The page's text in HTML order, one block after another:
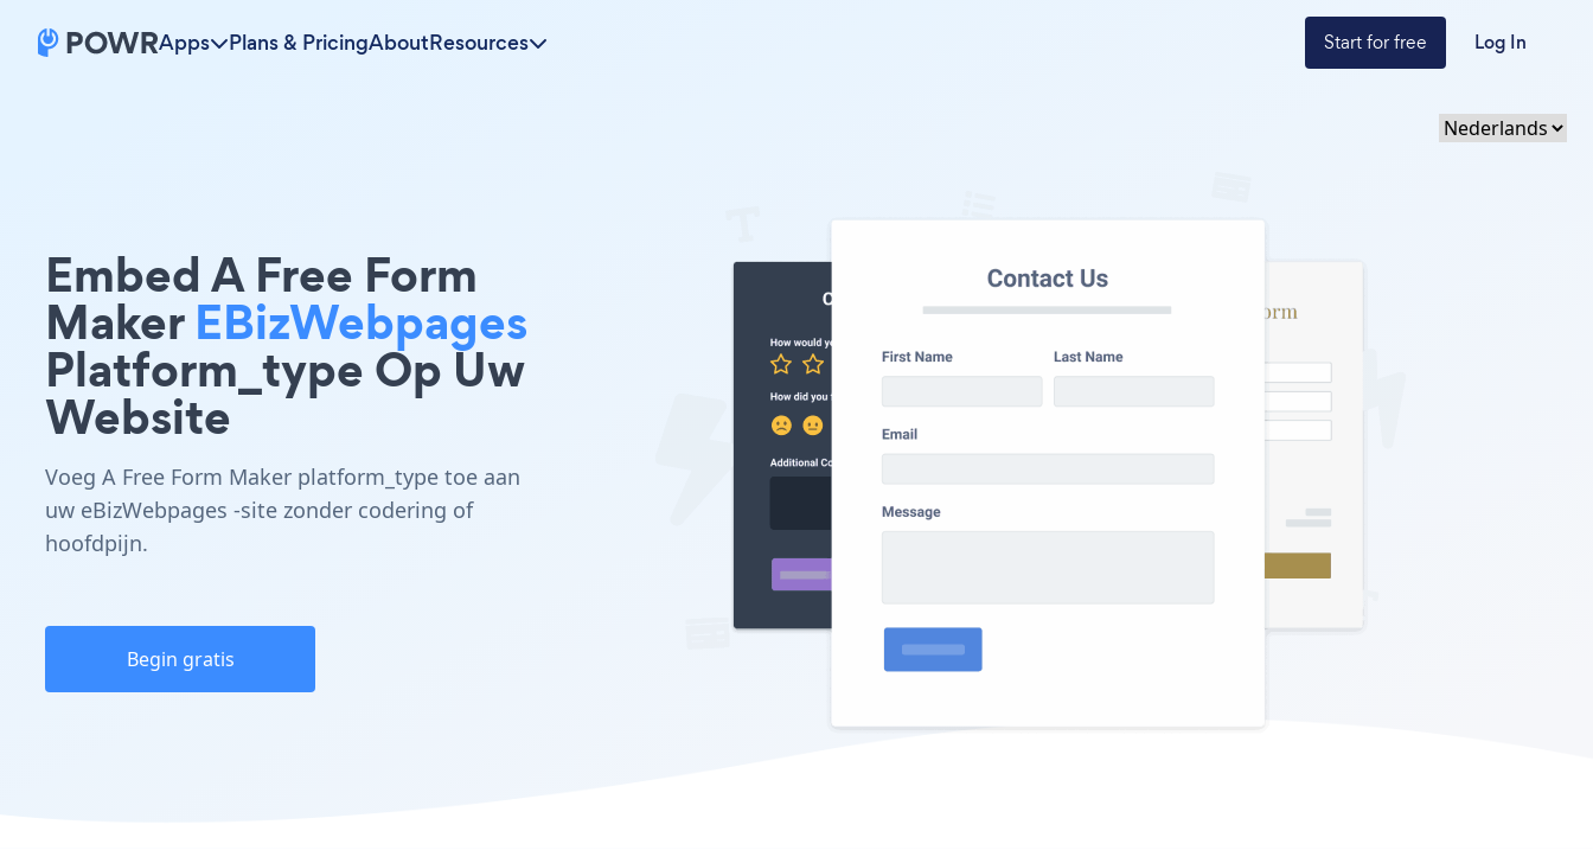
Apps Plans & PricingAboutResources Start for free Log In
Embed A Free Form
MakerEBizWebpages
Platform_type Op Uw
Website
Voeg A Free Form Maker platform_type toe aan
uw eBizWebpages -site zonder codering of
hoofdpijn.
Begin gratis